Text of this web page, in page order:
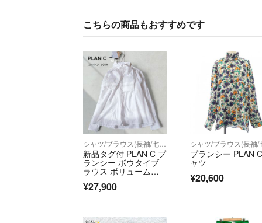
こちらの商品もおすすめです
新品タグ付 PLAN C プ
ランシー ボウタイブ
ラウス ボリュームシ
ャツ 36
¥27,900
プランシー PLAN
ャツ
¥20,600